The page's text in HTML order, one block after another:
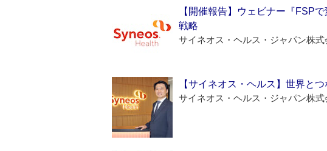
【開催報告】ウェビナー『FSP
戦略
サイネオス・ヘルス・ジャパン株式
【サイネオス・ヘルス】世界と
サイネオス・ヘルス・ジャパン株式